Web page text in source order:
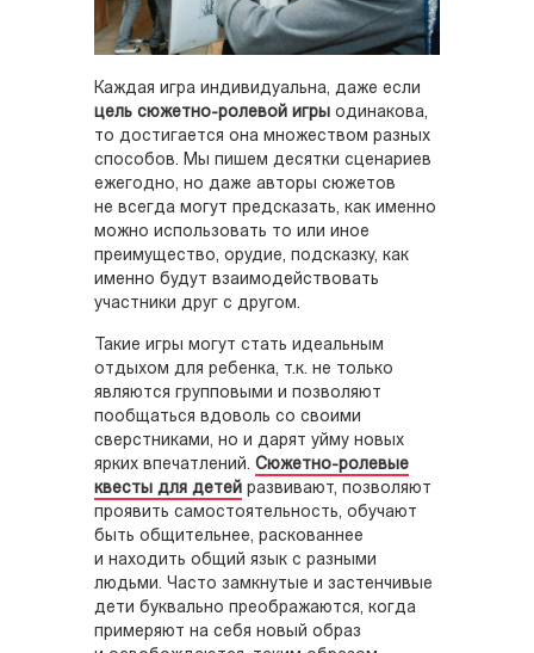
Каждая игра индивидуальна, даже если
цель сюжетно-ролевой игры одинакова,
то достигается она множеством разных
способов. Мы пишем десятки сценариев
ежегодно, но даже авторы сюжетов
не всегда могут предсказать, как именно
можно использовать то или иное
преимущество, орудие, подсказку, как
именно будут взаимодействовать
участники друг с другом.
Такие игры могут стать идеальным
отдыхом для ребенка, т.к. не только
являются групповыми и позволяют
пообщаться вдоволь со своими
сверстниками, но и дарят уйму новых
ярких впечатлений. Сюжетно-ролевые
квесты для детей развивают, позволяют
проявить самостоятельность, обучают
быть общительнее, раскованнее
и находить общий язык с разными
людьми. Часто замкнутые и застенчивые
дети буквально преображаются, когда
примеряют на себя новый образ